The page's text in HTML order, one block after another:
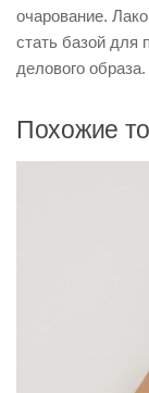
очарование.
стать базой для
делового образа.
Похожие